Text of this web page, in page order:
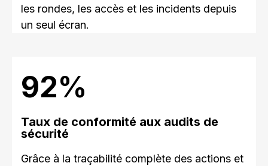
les rondes, les accès et les incidents depuis
un seul écran.
98%
Taux de conformité aux audits de
sécurité
Grâce à la traçabilité complète des actions et